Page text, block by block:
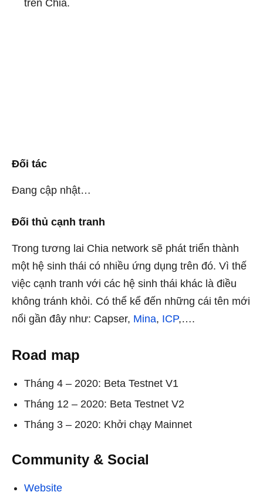
trên Chia.
Đối tác
Đang cập nhật…
Đối thủ cạnh tranh
Trong tương lai Chia network sẽ phát triển thành
một hệ sinh thái có nhiều ứng dụng trên đó. Vì thế
việc cạnh tranh với các hệ sinh thái khác là điều
không tránh khỏi. Có thể kể đến những cái tên mới
nổi gần đây như: Capser, Mina, ICP,….
Road map
Tháng 4 – 2020: Beta Testnet V1
Tháng 12 – 2020: Beta Testnet V2
Tháng 3 – 2020: Khởi chạy Mainnet
Community & Social
Website